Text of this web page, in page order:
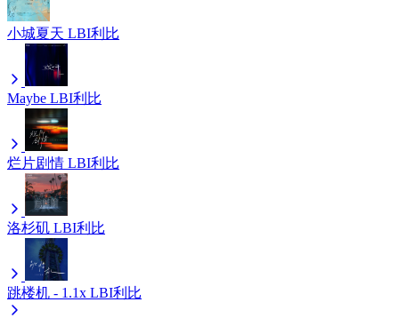
小城夏天 LBI利比
Maybe LBI利比
烂片剧情 LBI利比
洛杉矶 LBI利比
跳楼机 - 1.1x LBI利比